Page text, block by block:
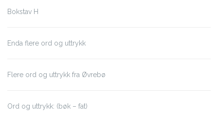
Bokstav H
Enda flere ord og uttrykk
Flere ord og uttrykk fra Øvrebø
Ord og uttrykk: (bøk – fat)